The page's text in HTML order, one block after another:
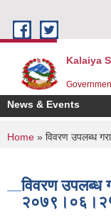
Kalaiya
News & Events
You are
Home » विवरण उपलब्ध
विवरण उपलब्ध